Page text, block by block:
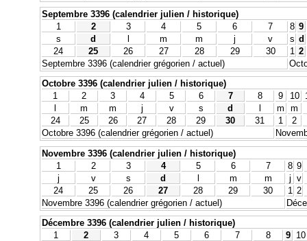
Septembre 3396 (calendrier julien / historique)
1
2 3 4 5 6 7 8 9
s
d m m j v s d
24
25 26 27 28 29 30 1 2
Septembre 3396 (calendrier grégorien / actuel)
Octobre 3396 (calendrier julien / historique)
1
2 3 4 5 6 7 8 9 10
m m j v s d m
m
24
25 26 27 28 29 30 31 1 2
Octobre 3396 (calendrier grégorien / actuel)
Novembre 3396 (calendrier julien / historique)
1
2 3 4 5 6 7 8 9
j
v s d l m m j v
24
25 26 27 28 29 30 1 2
Novembre 3396 (calendrier grégorien / actuel)
Décembre 3396 (calendrier julien / historique)
1
2 3 4 5 6 7 8 9 10